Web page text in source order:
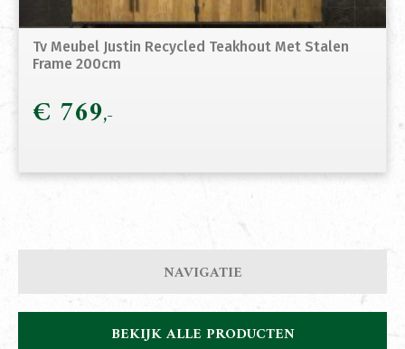
Tv Meubel Justin Recycled Teakhout Met Stalen
Frame 200cm
€ 769
NAVIGATIE
BEKIJK ALLE PRODUCTEN